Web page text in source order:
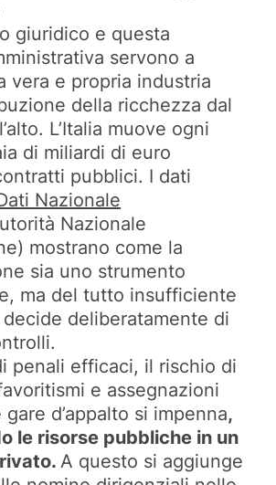
giuridico e questa
servono a
vera e propria industria
della ricchezza dal
L’Italia muove ogni
di miliardi di euro
pubblici. I dati
Nazionale
Nazionale
mostrano come la
sia uno strumento
ma del tutto insufficiente
deliberatamente di
penali efficaci, il rischio di
e assegnazioni
d’appalto si impenna,
le risorse pubbliche in un
A questo si aggiunge